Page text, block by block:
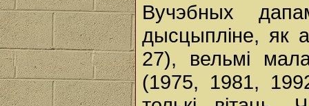
Вучэбных
дысцыпліне, як
27), вельмі
(1975, 1981,